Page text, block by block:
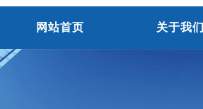
网站首页 关于我们